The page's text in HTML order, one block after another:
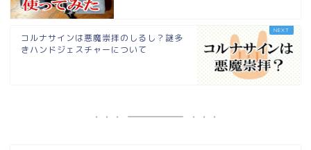
コルナサインは悪魔崇拝のしるし？謎多
きハンドジェスチャーについて